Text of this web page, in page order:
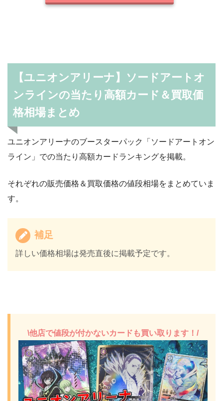
【ユニオンアリーナ】ソードアートオ
ンラインの当たり高額カード＆買取価
格相場まとめ
ユニオンアリーナのブースターパック「ソードアートオン
ライン」での当たり高額カードランキングを掲載。
それぞれの販売価格＆買取価格の値段相場をまとめていま
す。
補足
詳しい価格相場は発売直後に掲載予定です。
\他店で値段が付かないカードも買い取ります！/